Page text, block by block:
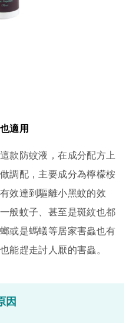
適用
款防蚊液，在成分配方上
調配，主要成分為檸檬桉
效達到驅離小黑蚊的效
般蚊子、甚至是斑紋也都
或是螞蟻等居家害蟲也有
能趕走討人厭的害蟲。
因